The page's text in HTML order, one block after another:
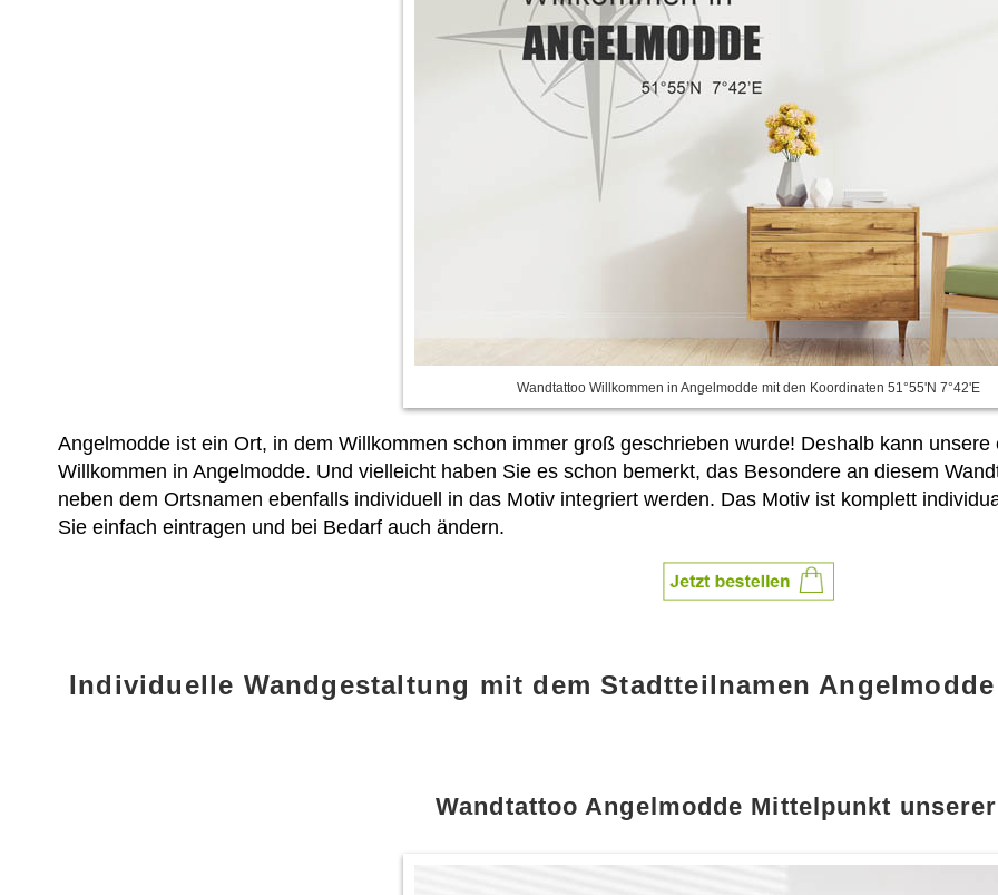
Wandtattoo Willkommen in Angelmodde mit den Koordinaten 51°55'N 7°42'E
Angelmodde ist ein Ort, in dem Willkommen schon immer groß geschrieben wurde! Deshalb kann
Willkommen in Angelmodde. Und vielleicht haben Sie es schon bemerkt, das Besondere an diesem
neben dem Ortsnamen ebenfalls individuell in das Motiv integriert werden. Das Motiv ist komplett
Sie einfach eintragen und bei Bedarf auch ändern.
Individuelle Wandgestaltung mit dem Stadtteilnamen Angelmodde
Wandtattoo Angelmodde Mittelpunkt